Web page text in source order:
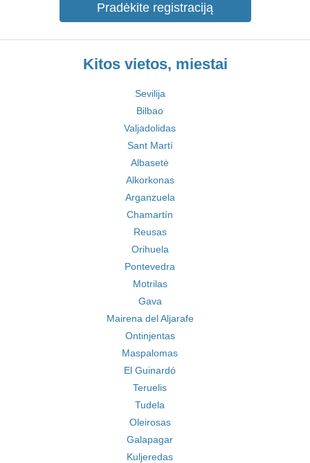
Pradėkite registraciją
Kitos vietos, miestai
Sevilija
Bilbao
Valjadolidas
Sant Martí
Albasetė
Alkorkonas
Arganzuela
Chamartín
Reusas
Orihuela
Pontevedra
Motrilas
Gava
Mairena del Aljarafe
Ontinjentas
Maspalomas
El Guinardó
Teruelis
Tudela
Oleirosas
Galapagar
Kuljeredas